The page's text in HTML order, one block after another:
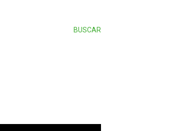
BUSCAR